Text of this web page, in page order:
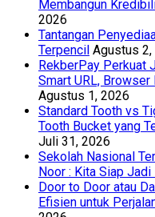
Membangun
2026
Tantangan
Terpencil Agustus 2,
RekberPay Perkuat
Smart URL,
Agustus 1, 2026
Standard Tooth vs
Tooth Bucket yang
Juli 31, 2026
Sekolah Nasional
Noor : Kita Siap
Door to Door atau
Efisien untuk